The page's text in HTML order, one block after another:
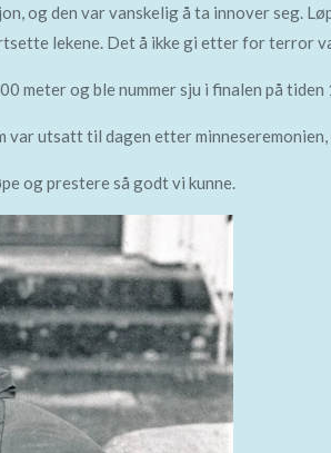
og den var vanskelig å ta innover seg.
lekene. Det å ikke gi etter for terror
meter og ble nummer sju i finalen på
var utsatt til dagen etter
og prestere så godt vi kunne.